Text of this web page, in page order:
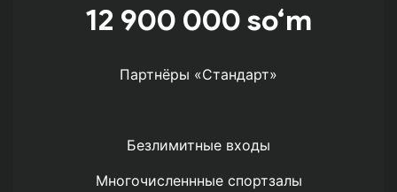
12 900 000 so‘m
Партнёры «Стандарт»
Безлимитные входы
Многочисленнные спортзалы